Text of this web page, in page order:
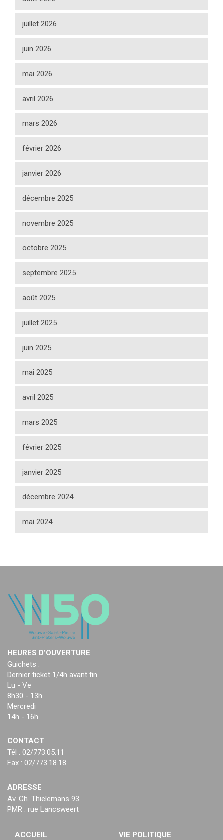
juillet 2026
juin 2026
mai 2026
avril 2026
mars 2026
février 2026
janvier 2026
décembre 2025
novembre 2025
octobre 2025
septembre 2025
août 2025
juillet 2025
juin 2025
mai 2025
avril 2025
mars 2025
février 2025
janvier 2025
décembre 2024
mai 2024
HEURES D’OUVERTURE
Guichets :
Dernier ticket 1/4h avant fin
Lu - Ve
8h30 - 13h
Mercredi
14h - 16h
CONTACT
Tél : 02/773.05.11
Fax : 02/773.18.18
ADRESSE
Av. Ch. Thielemans 93
PMR : rue Lancsweert
ACCUEIL
VIE POLITIQUE